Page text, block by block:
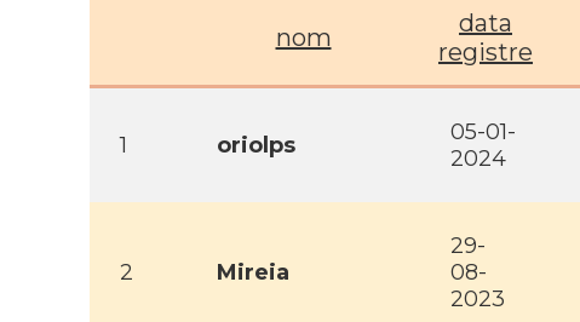
nom
data
registre
1 oriolps
05-01-
2024
2 Mireia
29-
08-
2023